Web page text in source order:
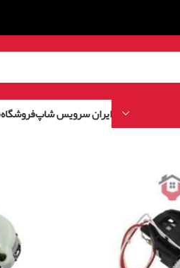
ایران سرویس شاپفروشگاه